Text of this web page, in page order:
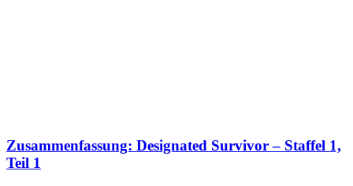
Zusammenfassung: Designated Survivor – Staffel 1,
Teil 1